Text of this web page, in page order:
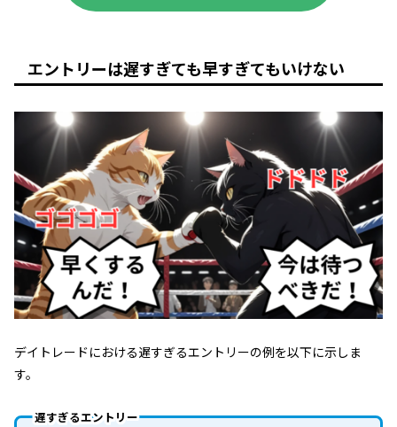
エントリーは遅すぎても早すぎてもいけない
デイトレードにおける遅すぎるエントリーの例を以下に示しま
す。
遅すぎるエントリー